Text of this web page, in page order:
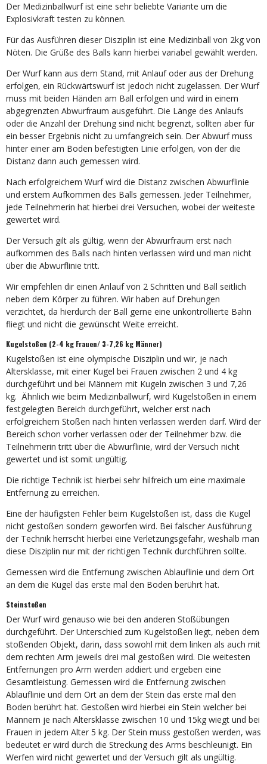
Der Medizinballwurf ist eine sehr beliebte Variante um die
Explosivkraft testen zu können.
Für das Ausführen dieser Disziplin ist eine Medizinball von 2kg von
Nöten. Die Grüße des Balls kann hierbei variabel gewählt werden.
Der Wurf kann aus dem Stand, mit Anlauf oder aus der Drehung
erfolgen, ein Rückwärtswurf ist jedoch nicht zugelassen. Der Wurf
muss mit beiden Händen am Ball erfolgen und wird in einem
abgegrenzten Abwurfraum ausgeführt. Die Länge des Anlaufs
oder die Anzahl der Drehung sind nicht begrenzt, sollten aber für
ein besser Ergebnis nicht zu umfangreich sein. Der Abwurf muss
hinter einer am Boden befestigten Linie erfolgen, von der die
Distanz dann auch gemessen wird.
Nach erfolgreichem Wurf wird die Distanz zwischen Abwurflinie
und erstem Aufkommen des Balls gemessen. Jeder Teilnehmer,
jede Teilnehmerin hat hierbei drei Versuchen, wobei der weiteste
gewertet wird.
Der Versuch gilt als gültig, wenn der Abwurfraum erst nach
aufkommen des Balls nach hinten verlassen wird und man nicht
über die Abwurflinie tritt.
Wir empfehlen dir einen Anlauf von 2 Schritten und Ball seitlich
neben dem Körper zu führen. Wir haben auf Drehungen
verzichtet, da hierdurch der Ball gerne eine unkontrollierte Bahn
fliegt und nicht die gewünscht Weite erreicht.
Kugelstoßen (2-4 kg Frauen/ 3-7,26 kg Männer)
Kugelstoßen ist eine olympische Disziplin und wir, je nach
Altersklasse, mit einer Kugel bei Frauen zwischen 2 und 4 kg
durchgeführt und bei Männern mit Kugeln zwischen 3 und 7,26
kg. Ähnlich wie beim Medizinballwurf, wird Kugelstoßen in einem
festgelegten Bereich durchgeführt, welcher erst nach
erfolgreichem Stoßen nach hinten verlassen werden darf. Wird der
Bereich schon vorher verlassen oder der Teilnehmer bzw. die
Teilnehmerin tritt über die Abwurflinie, wird der Versuch nicht
gewertet und ist somit ungültig.
Die richtige Technik ist hierbei sehr hilfreich um eine maximale
Entfernung zu erreichen.
Eine der häufigsten Fehler beim Kugelstoßen ist, dass die Kugel
nicht gestoßen sondern geworfen wird. Bei falscher Ausführung
der Technik herrscht hierbei eine Verletzungsgefahr, weshalb man
diese Disziplin nur mit der richtigen Technik durchführen sollte.
Gemessen wird die Entfernung zwischen Ablauflinie und dem Ort
an dem die Kugel das erste mal den Boden berührt hat.
Steinstoßen
Der Wurf wird genauso wie bei den anderen Stoßübungen
durchgeführt. Der Unterschied zum Kugelstoßen liegt, neben dem
stoßenden Objekt, darin, dass sowohl mit dem linken als auch mit
dem rechten Arm jeweils drei mal gestoßen wird. Die weitesten
Entfernungen pro Arm werden addiert und ergeben eine
Gesamtleistung. Gemessen wird die Entfernung zwischen
Ablauflinie und dem Ort an dem der Stein das erste mal den
Boden berührt hat. Gestoßen wird hierbei ein Stein welcher bei
Männern je nach Altersklasse zwischen 10 und 15kg wiegt und bei
Frauen in jedem Alter 5 kg. Der Stein muss gestoßen werden, was
bedeutet er wird durch die Streckung des Arms beschleunigt. Ein
Werfen wird nicht gewertet und der Versuch gilt als ungültig.